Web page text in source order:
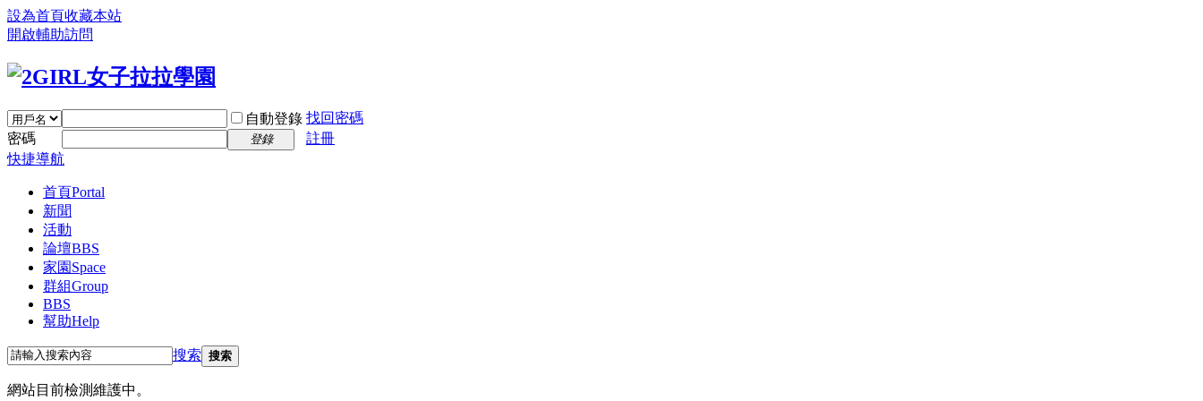
設為首頁收藏本站
開啟輔助訪問
自動登錄 找回密碼
密碼
登錄
註冊
快捷導航
首頁Portal
新聞
活動
論壇BBS
家園 Space
群組Group
BBS
幫助Help
搜索 搜索
網站目前檢測維護中。